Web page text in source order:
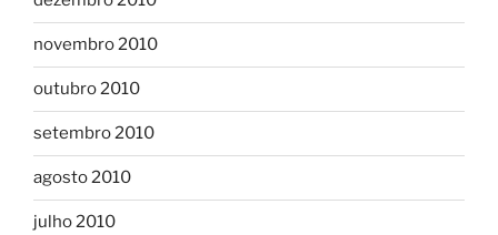
novembro 2010
outubro 2010
setembro 2010
agosto 2010
julho 2010